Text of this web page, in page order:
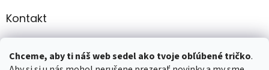
Chceme, aby ti náš web sedel ako tvoje obľúbené tričko.
Kontakt
+421 907947783